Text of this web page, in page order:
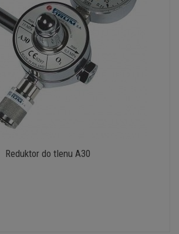
Reduktor do tlenu A30